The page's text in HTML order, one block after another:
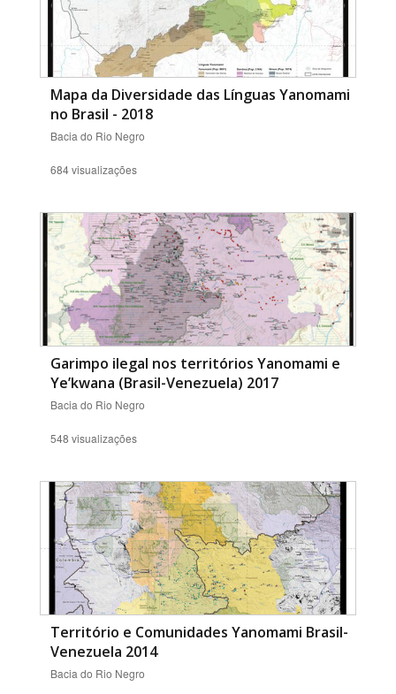
Mapa da Diversidade das Línguas Yanomami
no Brasil - 2018
Bacia do Rio Negro
684 visualizações
Garimpo ilegal nos territórios Yanomami e
Ye’kwana (Brasil-Venezuela) 2017
Bacia do Rio Negro
548 visualizações
Território e Comunidades Yanomami Brasil-
Venezuela 2014
Bacia do Rio Negro